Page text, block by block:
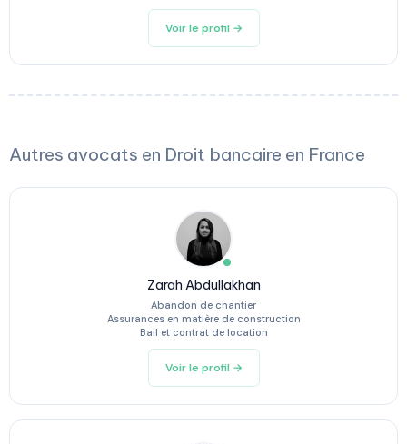
Voir le profil →
Autres avocats en Droit bancaire en France
Zarah Abdullakhan
Abandon de chantier
Assurances en matière de construction
Bail et contrat de location
Voir le profil →